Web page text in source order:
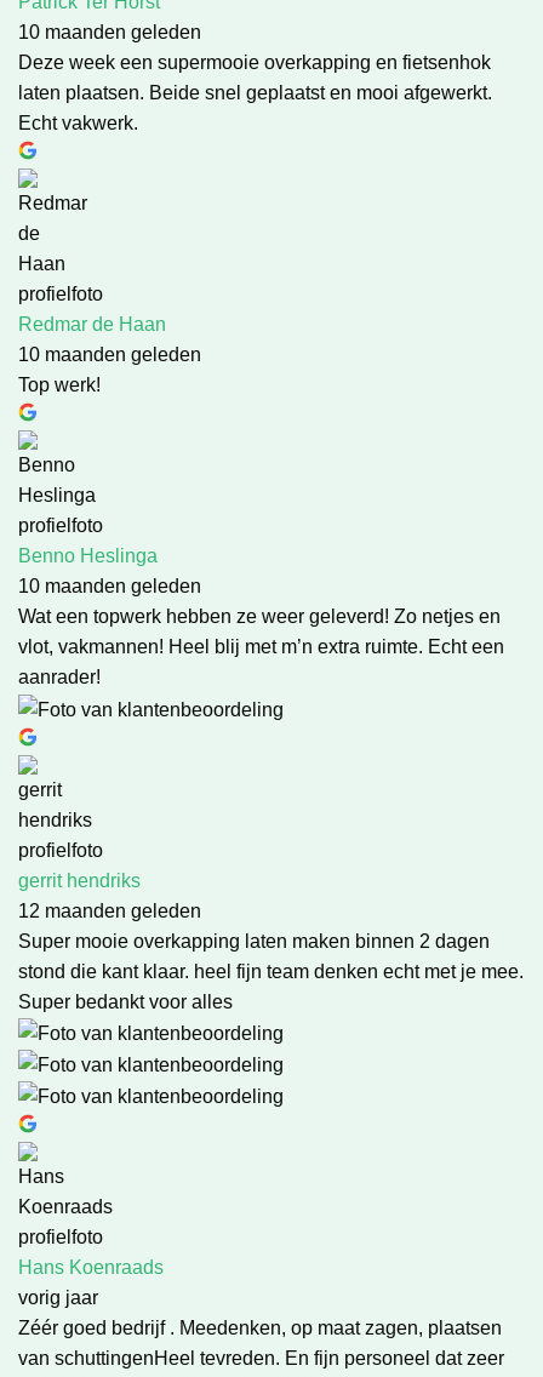
10 maanden geleden
Deze week een supermooie overkapping en fietsenhok
laten plaatsen. Beide snel geplaatst en mooi afgewerkt.
Echt vakwerk.
Redmar de Haan
10 maanden geleden
Top werk!
Benno Heslinga
10 maanden geleden
Wat een topwerk hebben ze weer geleverd! Zo netjes en
vlot, vakmannen! Heel blij met m’n extra ruimte. Echt een
aanrader!
gerrit hendriks
12 maanden geleden
Super mooie overkapping laten maken binnen 2 dagen
stond die kant klaar. heel fijn team denken echt met je mee.
Super bedankt voor alles
Hans Koenraads
vorig jaar
Zéér goed bedrijf . Meedenken, op maat zagen, plaatsen
van schuttingenHeel tevreden. En fijn personeel dat zeer